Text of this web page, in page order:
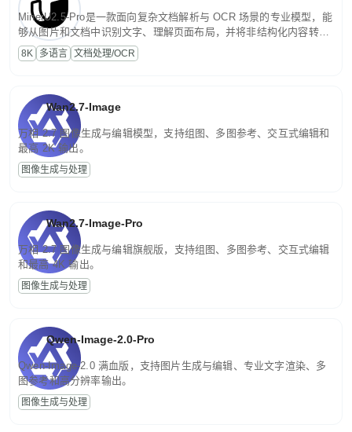
MinerU2.5-Pro是一款面向复杂文档解析与 OCR 场景的专业模型，能
够从图片和文档中识别文字、理解页面布局，并将非结构化内容转换
为便于存储、检索和二次处理的结构化结果。
8K 多语言 文档处理/OCR
Wan2.7-Image
万相 2.7 图像生成与编辑模型，支持组图、多图参考、交互式编辑和
最高 2K 输出。
图像生成与处理
Wan2.7-Image-Pro
万相 2.7 图像生成与编辑旗舰版，支持组图、多图参考、交互式编辑
和最高 4K 输出。
图像生成与处理
Qwen-Image-2.0-Pro
Qwen-Image-2.0 满血版，支持图片生成与编辑、专业文字渲染、多
图参考和高分辨率输出。
图像生成与处理